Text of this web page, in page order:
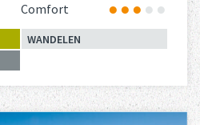
Comfort
WANDELEN
over